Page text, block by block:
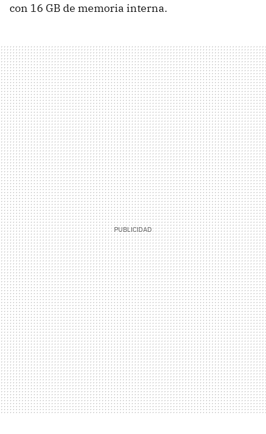
con 16 GB de memoria interna.